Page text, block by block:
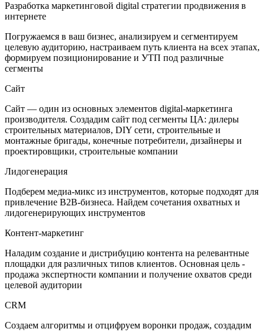
Разработка маркетинговой digital стратегии продвижения в
интернете
Погружаемся в ваш бизнес, анализируем и сегментируем
целевую аудиторию, настраиваем путь клиента на всех этапах,
формируем позиционирование и УТП под различные
сегменты
Сайт
Сайт — один из основных элементов digital-маркетинга
производителя. Создадим сайт под сегменты ЦА: дилеры
строительных материалов, DIY сети, строительные и
монтажные бригады, конечные потребители, дизайнеры и
проектировщики, строительные компании
Лидогенерация
Подберем медиа-микс из инструментов, которые подходят для
привлечение B2B-бизнеса. Найдем сочетания охватных и
лидогенерирующих инструментов
Контент-маркетинг
Наладим создание и дистрибуцию контента на релевантные
площадки для различных типов клиентов. Основная цель -
продажа экспертности компании и получение охватов среди
целевой аудитории
CRM
Создаем алгоритмы и отцифруем воронки продаж, создадим